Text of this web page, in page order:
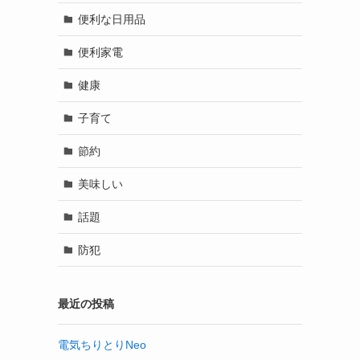
便利な日用品
便利家電
健康
子育て
節約
美味しい
話題
防犯
最近の投稿
電気ちりとりNeo